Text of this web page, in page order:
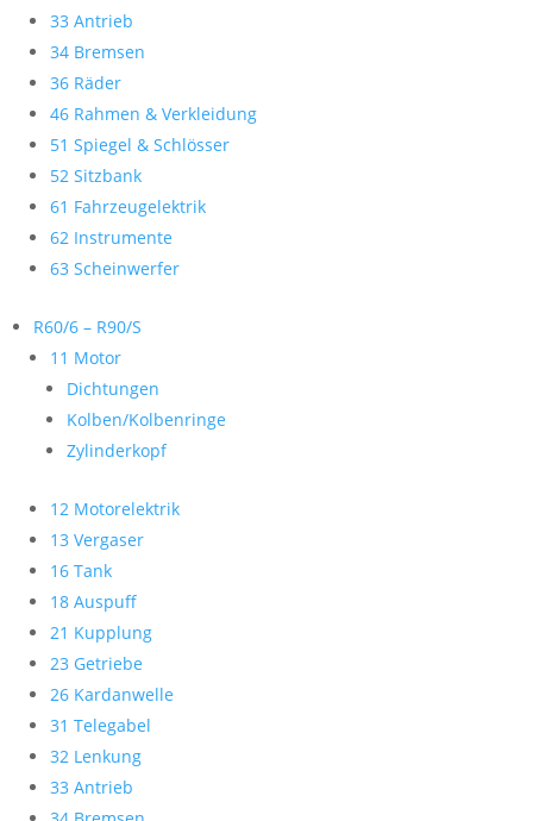
33 Antrieb
34 Bremsen
36 Räder
46 Rahmen & Verkleidung
51 Spiegel & Schlösser
52 Sitzbank
61 Fahrzeugelektrik
62 Instrumente
63 Scheinwerfer
R60/6 – R90/S
11 Motor
Dichtungen
Kolben/Kolbenringe
Zylinderkopf
12 Motorelektrik
13 Vergaser
16 Tank
18 Auspuff
21 Kupplung
23 Getriebe
26 Kardanwelle
31 Telegabel
32 Lenkung
33 Antrieb